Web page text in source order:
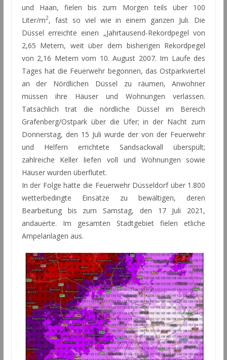
und Haan, fielen bis zum Morgen teils über 100
Liter/m2, fast so viel wie in einem ganzen Juli. Die
Düssel erreichte einen „Jahrtausend-Rekordpegel von
2,65 Metern, weit über dem bisherigen Rekordpegel
von 2,16 Metern vom 10. August 2007. Im Laufe des
Tages hat die Feuerwehr begonnen, das Ostparkviertel
an der Nördlichen Düssel zu räumen, Anwohner
müssen ihre Häuser und Wohnungen verlassen.
Tatsächlich trat die nördliche Düssel im Bereich
Grafenberg/Ostpark über die Ufer; in der Nacht zum
Donnerstag, den 15 Juli wurde der von der Feuerwehr
und Helfern errichtete Sandsackwall überspült;
zahlreiche Keller liefen voll und Wohnungen sowie
Häuser wurden überflutet.
In der Folge hatte die Feuerwehr Düsseldorf über 1.800
wetterbedingte Einsätze zu bewältigen, deren
Bearbeitung bis zum Samstag, den 17 Juli 2021,
andauerte. Im gesamten Stadtgebiet fielen etliche
Ampelanlagen aus.